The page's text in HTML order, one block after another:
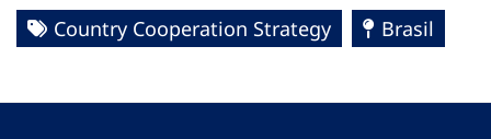
Country Cooperation Strategy
Brasil